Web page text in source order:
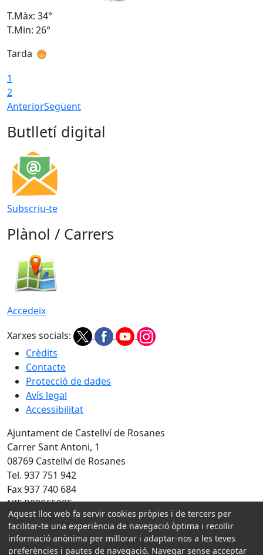
T.Màx: 34°
T.Min: 26°
Tarda
1
2
AnteriorSegüent
Butlletí digital
Subscriu-te
Plànol / Carrers
Accedeix
Xarxes socials:
Crèdits
Contacte
Protecció de dades
Avís legal
Accessibilitat
Ajuntament de Castellví de Rosanes
Carrer Sant Antoni, 1
08769 Castellví de Rosanes
Tel. 937 751 942
Fax 937 740 684
NIF P0806500E
Amb la col·laboració de:
Aquest lloc web fa servir cookies pròpies i de tercers per
facilitar-te una experiència de navegació òptima i recollir
informació anònima per millorar i adaptar-nos a les teves
preferències i pautes de navegació. Navegar sense acceptar